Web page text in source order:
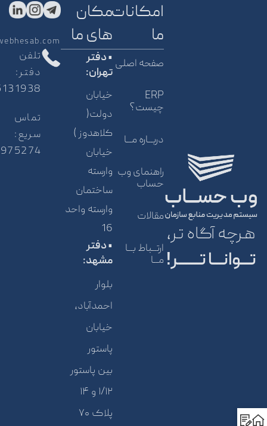
هرچه آگاه تر،
تـــوانـــا تـــــــر!
امکانات
ما
صفحه اصلی
ERP
چیست؟
دربــاره مــا
راهنمای وب
حساب
مقالات
ارتــباط بــا
مــا
مکان
های ما
• دفتر
تهران:
خیابان
دولت(
کلاهدوز )
خیابان
وارسته
ساختمان
وارسته واحد
16
• دفتر
مشهد:
بلوار
احمدآباد،
خیابان
پاستور
بین پاستور
۱/۱۲ و ۱۴
پلاک ۷۰
تلفن
دفتر:
تماس
سریع: